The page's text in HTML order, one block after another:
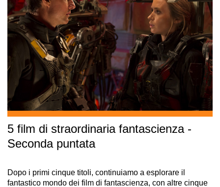
5 film di straordinaria fantascienza -
Seconda puntata
Dopo i primi cinque titoli, continuiamo a esplorare il
fantastico mondo dei film di fantascienza, con altre cinque